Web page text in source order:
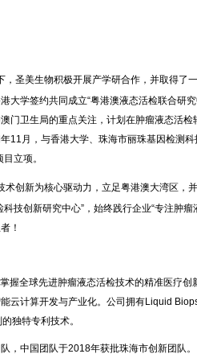
，圣美生物积极开展产学研合作，并取得了
大学签约共同成立“粤港澳液态活检联合研
门卫生局的重点关注，计划在肿瘤液态活
11月，与香港大学、珠海市丽珠基因检测
立项。
术创新为核心驱动力，立足粤港澳大湾区，
技创新研究中心”，始终践行企业“专注肿
！
全球先进肿瘤液态活检技术的精准医疗创
云计算开发与产业化。公司拥有Liquid
独特专利技术。
中国团队于2018年获批珠海市创新团队